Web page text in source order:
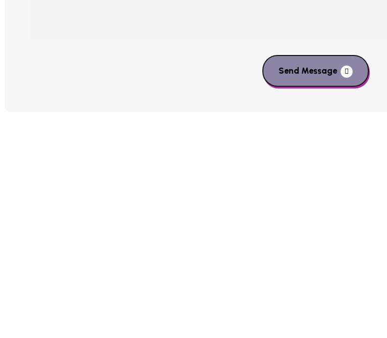
Send Message